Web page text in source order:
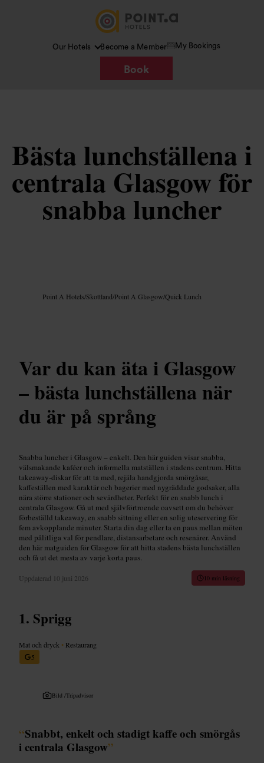
Our Hotels Become a Member My Bookings
Book
Bästa lunchställena i
centrala Glasgow för
snabba luncher
Point A Hotels/Skottland/Point A Glasgow/Quick Lunch
Var du kan äta i Glasgow
– bästa lunchställena när
du är på språng
Snabba luncher i Glasgow – enkelt. Den här guiden visar snabba,
välsmakande kaféer och informella matställen i stadens centrum. Hitta
takeaway-diskar för att ta med, rejäla handgjorda smörgåsar,
kaffeställen med karaktär och bagerier med nygräddade godsaker, alla
nära större stationer och sevärdheter. Perfekt för en snabb lunch i
centrala Glasgow. Gå ut med självförtroende oavsett om du behöver
förbeställd takeaway, en snabb sittning eller en solig uteservering för
fem avkopplande minuter. Starta din dag eller ta en paus mellan möten
med pålitliga val för pendlare, distansarbetare och resenärer. Använd
den här matguiden för Glasgow för att hitta stadens bästa lunchställen
och få ut det mesta av varje korta paus.
Uppdaterad 10 juni 2026 10 min läsning
Sprigg
Mat och dryck • Restaurang
5
Bild /Tripadvisor
“Snabbt, enkelt och stadigt kaffe och smörgås
i centrala Glasgow”